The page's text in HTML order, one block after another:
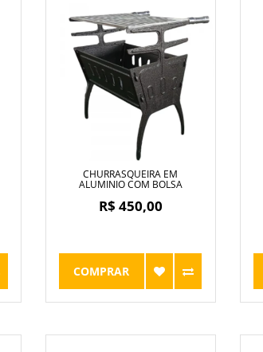
CHURRASQUEIRA EM
ALUMINIO COM BOLSA
R$ 450,00
COMPRAR